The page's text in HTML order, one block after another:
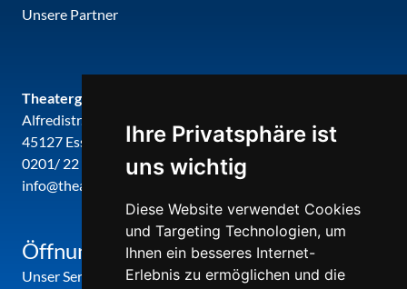
Ihre Privatsphäre ist
uns wichtig
Diese Website verwendet Cookies
und Targeting Technologien, um
Ihnen ein besseres Internet-
Erlebnis zu ermöglichen und die
Unsere Partner
Theatergemeinde metropole ruhr
Alfredistr. 32
45127 Essen
0201/ 22 22 29
info@theatergemeinde-metropole-ruhr.de
Öffnungszeiten
Unser Service-Center ist zu folgenden Zeiten geöffnet